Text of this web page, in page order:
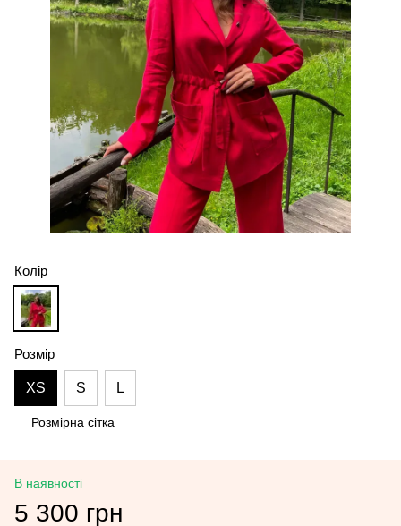
Колір
Розмір
XS S L
Розмірна сітка
В наявності
5 300 грн